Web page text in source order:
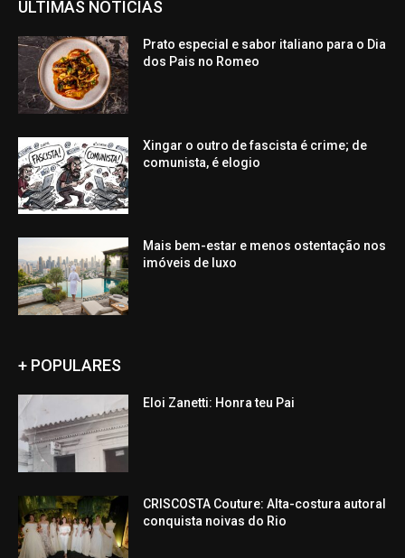
ÚLTIMAS NOTÍCIAS
Prato especial e sabor italiano para o Dia
dos Pais no Romeo
Xingar o outro de fascista é crime; de
comunista, é elogio
Mais bem-estar e menos ostentação nos
imóveis de luxo
+ POPULARES
Eloi Zanetti: Honra teu Pai
CRISCOSTA Couture: Alta-costura autoral
conquista noivas do Rio